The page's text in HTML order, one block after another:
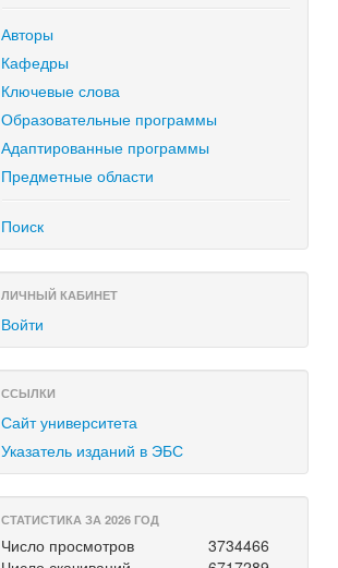
Авторы
Кафедры
Ключевые слова
Образовательные программы
Адаптированные программы
Предметные области
Поиск
ЛИЧНЫЙ КАБИНЕТ
Войти
ССЫЛКИ
Сайт университета
Указатель изданий в ЭБС
СТАТИСТИКА ЗА 2026 ГОД
Число просмотров
3734466